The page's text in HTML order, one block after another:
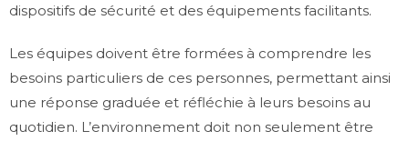
dispositifs de sécurité et des équipements facilitants.
Les équipes doivent être formées à comprendre les
besoins particuliers de ces personnes, permettant ainsi
une réponse graduée et réfléchie à leurs besoins au
quotidien. L’environnement doit non seulement être